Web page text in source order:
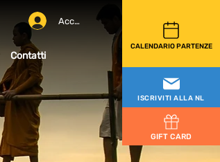
CALENDARIO PARTENZE
Accedi
ISCRIVITI ALLA NL
GIFT CARD
Contatti